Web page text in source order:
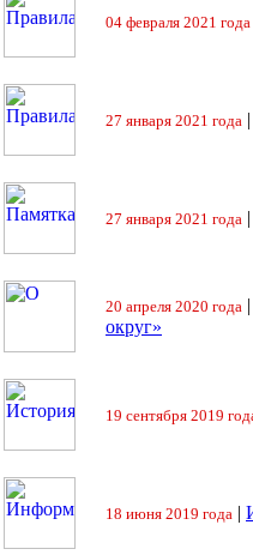
04 февраля 2021 года
27 января 2021 года |
27 января 2021 года |
20 апреля 2020 года |
округ»
19 сентября 2019
18 июня 2019 года |